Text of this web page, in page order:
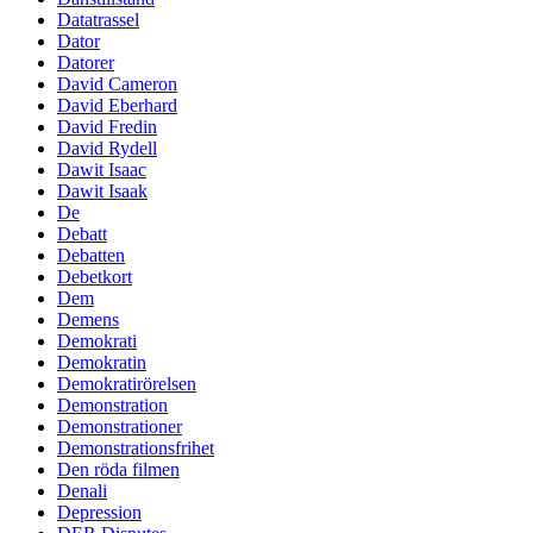
Datatrassel
Dator
Datorer
David Cameron
David Eberhard
David Fredin
David Rydell
Dawit Isaac
Dawit Isaak
De
Debatt
Debatten
Debetkort
Dem
Demens
Demokrati
Demokratin
Demokratirörelsen
Demonstration
Demonstrationer
Demonstrationsfrihet
Den röda filmen
Denali
Depression